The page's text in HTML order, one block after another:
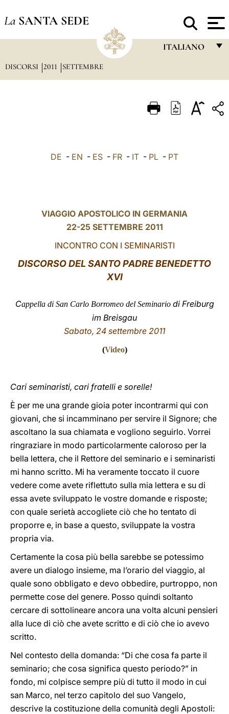
La SANTA SEDE
ITALIANO
ITALIANO
中文
LATINE
DISCORSI 2011 SETTEMBRE
DE - EN - ES - FR - IT - PL - PT
VIAGGIO APOSTOLICO IN GERMANIA
22-25 SETTEMBRE 2011
INCONTRO CON I SEMINARISTI
DISCORSO DEL SANTO PADRE BENEDETTO
XVI
Cappella di San Carlo Borromeo del Seminariodi Freiburg
im Breisgau
Sabato, 24 settembre 2011
(Video)
Cari seminaristi, cari fratelli e sorelle!
È per me una grande gioia poter incontrarmi qui con
giovani, che si incamminano per servire il Signore; che
ascoltano la sua chiamata e vogliono seguirlo. Vorrei
ringraziare in modo particolarmente caloroso per la
bella lettera, che il Rettore del seminario e i seminaristi
mi hanno scritto. Mi ha veramente toccato il cuore
vedere come avete riflettuto sulla mia lettera e su di
essa avete sviluppato le vostre domande e risposte;
con quale serietà accogliete ciò che ho tentato di
proporre e, in base a questo, sviluppate la vostra
propria via.
Certamente la cosa più bella sarebbe se potessimo
avere un dialogo insieme, ma l’orario del viaggio, al
quale sono obbligato e devo obbedire, purtroppo, non
permette cose del genere. Posso quindi soltanto
cercare di sottolineare ancora una volta alcuni pensieri
alla luce di ciò che avete scritto e di ciò che io avevo
scritto.
Nel contesto della domanda: “Di che cosa fa parte il
seminario; che cosa significa questo periodo?” in
fondo, mi colpisce sempre più di tutto il modo in cui
san Marco, nel terzo capitolo del suo Vangelo,
descrive la costituzione della comunità degli Apostoli: